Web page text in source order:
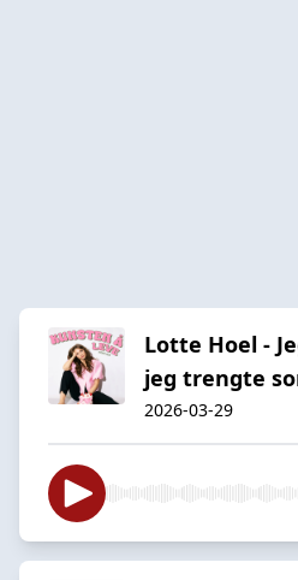
Lotte Hoel -
jeg trengte
2026-03-29